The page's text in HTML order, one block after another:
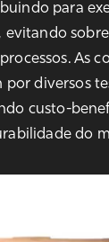
para
evitando
As
por diversos
custo-
do